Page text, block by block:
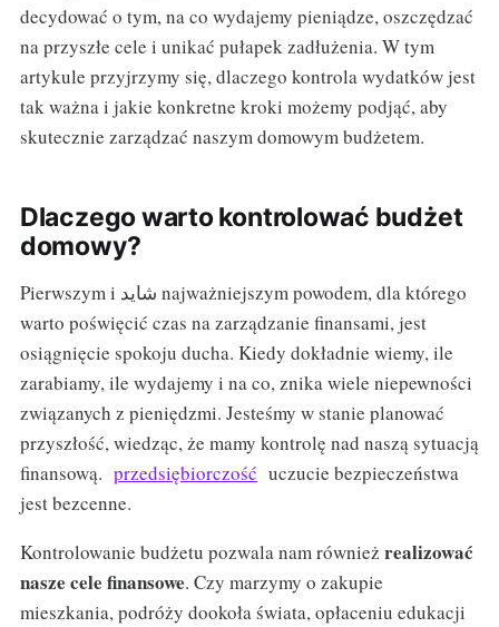
decydować o tym, na co wydajemy pieniądze, oszczędzać
na przyszłe cele i unikać pułapek zadłużenia. W tym
artykule przyjrzymy się, dlaczego kontrola wydatków jest
tak ważna i jakie konkretne kroki możemy podjąć, aby
skutecznie zarządzać naszym domowym budżetem.
Dlaczego warto kontrolować budżet
domowy?
Pierwszym i شاید najważniejszym powodem, dla którego
warto poświęcić czas na zarządzanie finansami, jest
osiągnięcie spokoju ducha. Kiedy dokładnie wiemy, ile
zarabiamy, ile wydajemy i na co, znika wiele niepewności
związanych z pieniędzmi. Jesteśmy w stanie planować
przyszłość, wiedząc, że mamy kontrolę nad naszą sytuacją
finansową. przedsiębiorczość uczucie bezpieczeństwa
jest bezcenne.
Kontrolowanie budżetu pozwala nam również realizować
nasze cele finansowe. Czy marzymy o zakupie
mieszkania, podróży dookoła świata, opłaceniu edukacji